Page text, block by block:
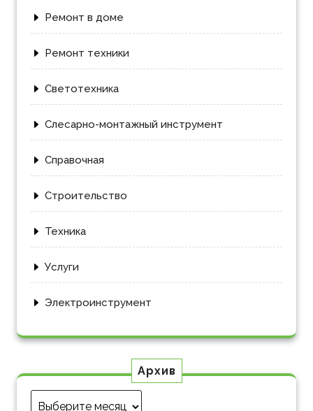
Ремонт в доме
Ремонт техники
Светотехника
Слесарно-монтажный инструмент
Справочная
Строительство
Техника
Услуги
Электроинструмент
Архив